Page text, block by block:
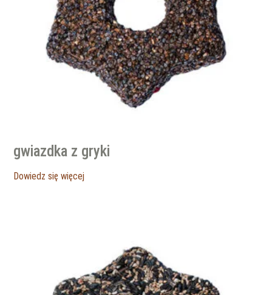
gwiazdka z gryki
Dowiedz się więcej